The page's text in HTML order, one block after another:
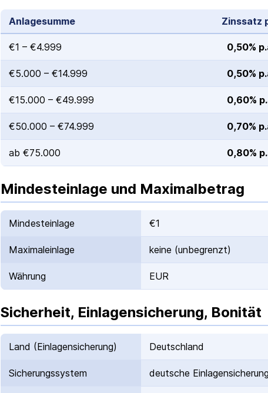
Anlagesumme Zinssatz
€1 – €4.999 0,50%
€5.000 – €14.999 0,50%
€15.000 – €49.999 0,60%
€50.000 – €74.999 0,70%
ab €75.000 0,80%
Mindesteinlage und Maximalbetrag
Mindesteinlage €1
Maximaleinlage keine (unbegrenzt)
Währung EUR
Sicherheit, Einlagensicherung, Bonität
Land (Einlagen­sicherung) Deutschland
Sicherungs­system deutsche Einlagen­sicherung